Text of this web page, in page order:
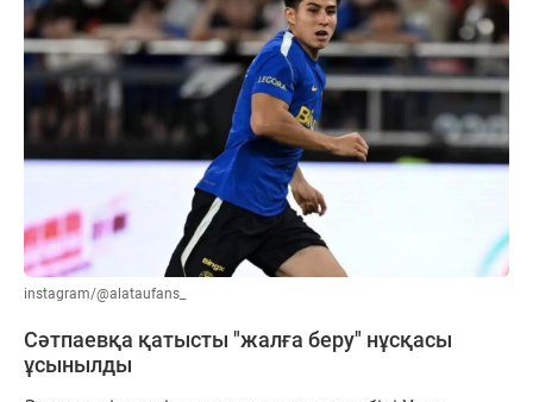
instagram/@alataufans_
Сәтпаевқа қатысты "жалға беру" нұсқасы
ұсынылды